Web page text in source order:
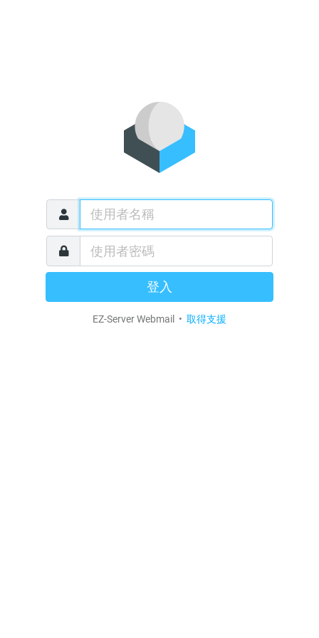
登入
EZ-Server Webmail • 取得支援